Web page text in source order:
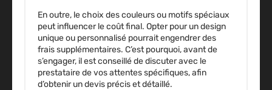
En outre, le choix des couleurs ou motifs spéciaux
peut influencer le coût final. Opter pour un design
unique ou personnalisé pourrait engendrer des
frais supplémentaires. C’est pourquoi, avant de
s’engager, il est conseillé de discuter avec le
prestataire de vos attentes spécifiques, afin
d’obtenir un devis précis et détaillé.